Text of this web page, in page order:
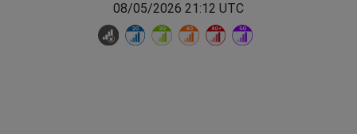
08/05/2026 21:12 UTC